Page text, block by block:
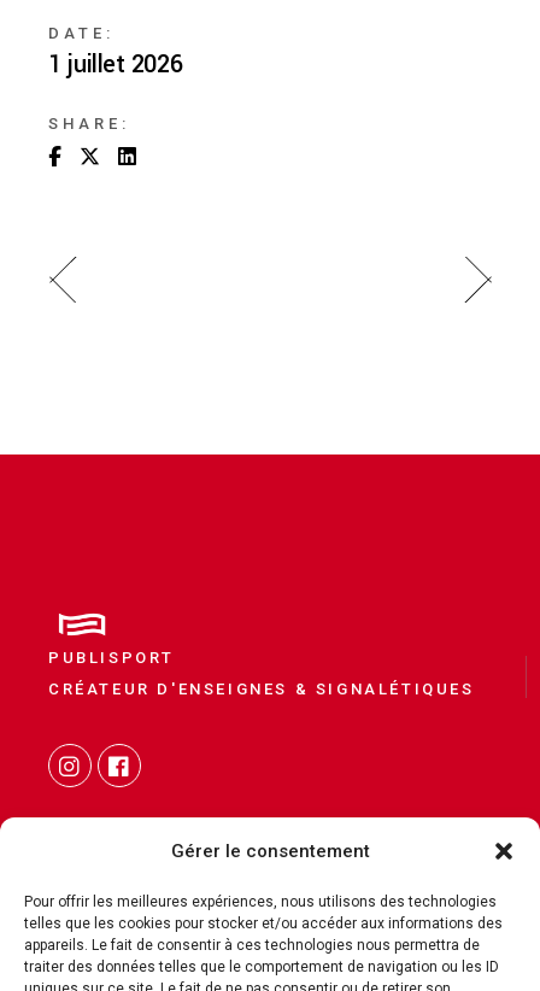
Gérer le consentement
Pour offrir les meilleures expériences, nous utilisons des technologies
telles que les cookies pour stocker et/ou accéder aux informations des
appareils. Le fait de consentir à ces technologies nous permettra de
traiter des données telles que le comportement de navigation ou les ID
DATE:
1 juillet 2026
SHARE:
PUBLISPORT
CRÉATEUR D'ENSEIGNES & SIGNALÉTIQUES
CONTACT
MENTIONS LÉGALES